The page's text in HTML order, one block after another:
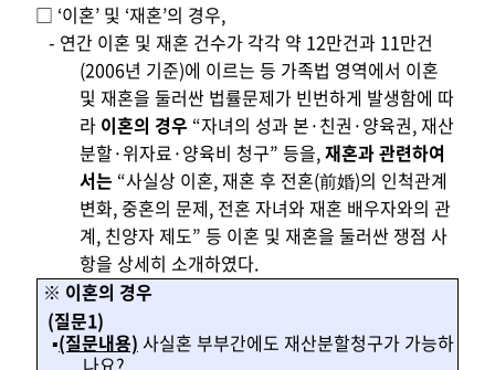
□ ‘이혼’ 및 ‘재혼’의 경우,
- 연간 이혼 및 재혼 건수가 각각 약 12만건과 11만건
(2006년 기준)에 이르는 등 가족법 영역에서 이혼
및 재혼을 둘러싼 법률문제가 빈번하게 발생함에 따
라 이혼의 경우 “자녀의 성과 본·친권·양육권, 재산
분할·위자료·양육비 청구” 등을,재혼과 관련하여
서는 “사실상 이혼, 재혼 후 전혼(前婚)의 인척관계
변화, 중혼의 문제, 전혼 자녀와 재혼 배우자와의 관
계, 친양자제도” 등 이혼 및 재혼을 둘러싼 쟁점 사
항을 상세히 소개하였다.
※ 이혼의 경우
(질문1)
▪(질문내용) 사실혼 부부간에도 재산분할청구가 가능하
나요?